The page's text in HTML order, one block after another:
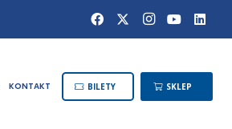
KONTAKT BILETY SKLEP